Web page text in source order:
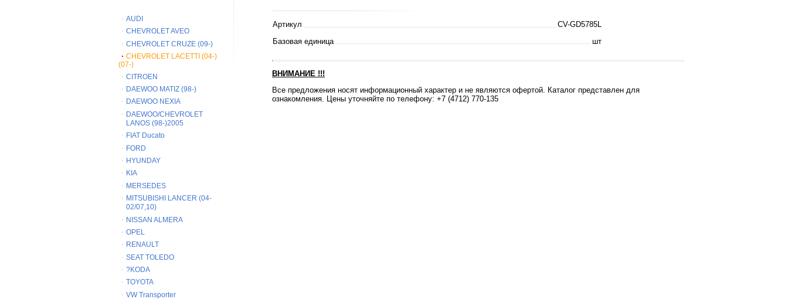
AUDI
CHEVROLET AVEO
CHEVROLET CRUZE (09-)
CHEVROLET LACETTI (04-)
(07-)
CITROEN
DAEWOO MATIZ (98-)
DAEWOO NEXIA
DAEWOO/CHEVROLET
LANOS (98-)2005
FIAT Ducato
FORD
HYUNDAY
KIA
MERSEDES
MITSUBISHI LANCER (04-
02/07,10)
NISSAN ALMERA
OPEL
RENAULT
SEAT TOLEDO
?KODA
TOYOTA
VW Transporter
Артикул
CV-GD5785L
Базовая единица
шт
ВНИМАНИЕ !!!
Все предложения носят информационный характер и не являются офертой. Каталог представлен для
ознакомления. Цены уточняйте по телефону: +7 (4712) 770-135